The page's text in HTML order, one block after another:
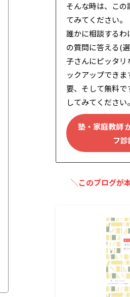
そんな時は、この
てみてください。
誰かに相談する
の質問に答える(
子さんにピッタリ
ックアップでき
要、そして無料
してみてください。
塾・家庭教師
フ診
╲このブログが